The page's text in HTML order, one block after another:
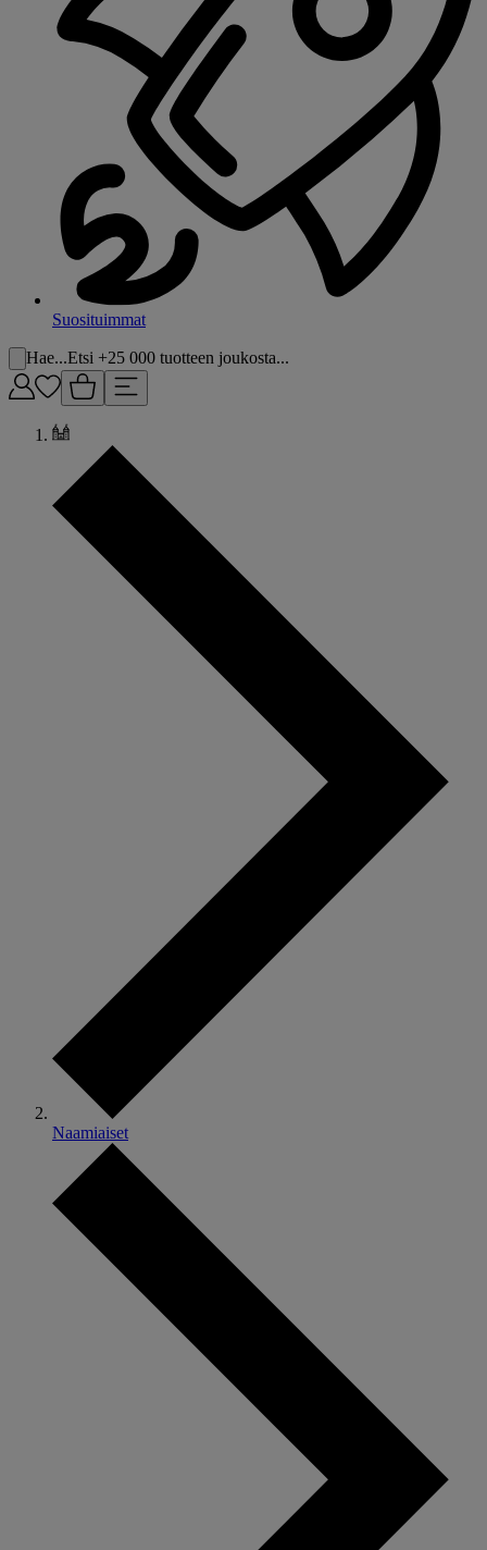
Suosituimmat
Hae...Etsi +25 000 tuotteen joukosta...
Naamiaiset